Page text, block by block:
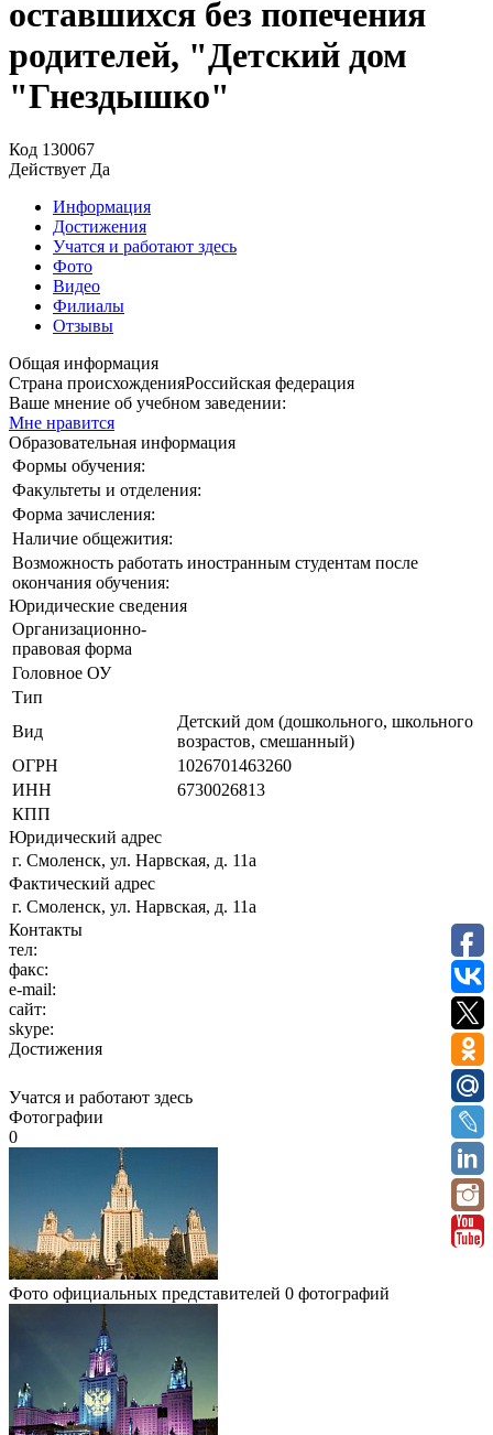
оставшихся без попечения
родителей, "Детский дом
"Гнездышко"
Код 130067
Действует Да
Информация
Достижения
Учатся и работают здесь
Фото
Видео
Филиалы
Отзывы
Общая информация
Страна происхожденияРоссийская федерация
Ваше мнение об учебном заведении:
Мне нравится
Образовательная информация
Формы обучения:
Факультеты и отделения:
Форма зачисления:
Наличие общежития:
Возможность работать иностранным студентам после
окончания обучения:
Юридические сведения
Организационно-
правовая форма
Головное ОУ
Тип
Вид
Детский дом (дошкольного, школьного
возрастов, смешанный)
ОГРН
1026701463260
ИНН
6730026813
КПП
Юридический адрес
г. Смоленск, ул. Нарвская, д. 11а
Фактический адрес
г. Смоленск, ул. Нарвская, д. 11а
Контакты
тел:
факс:
e-mail:
сайт:
skype:
Достижения
Учатся и работают здесь
Фотографии
0
Фото официальных представителей 0 фотографий